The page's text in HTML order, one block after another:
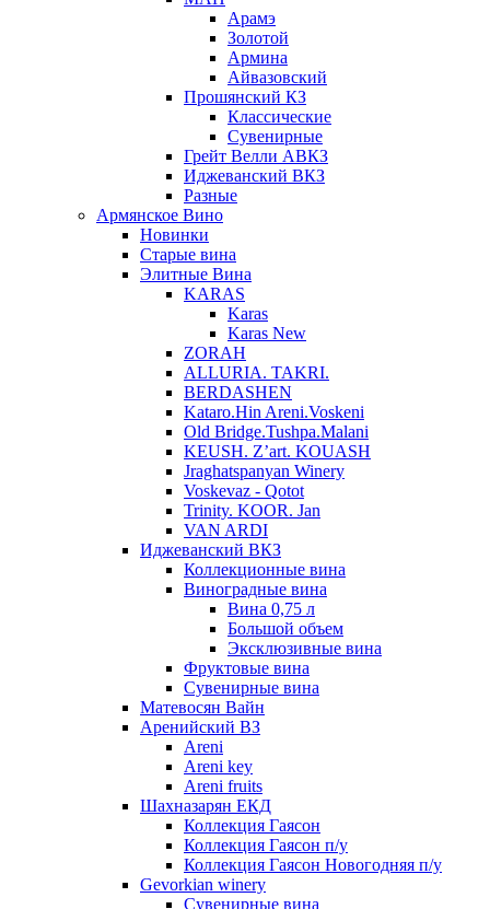
Арамэ
Золотой
Армина
Айвазовский
Прошянский КЗ
Классические
Сувенирные
Грейт Велли АВКЗ
Иджеванский ВКЗ
Разные
Армянское Вино
Новинки
Старые вина
Элитные Вина
KARAS
Karas
Karas New
ZORAH
ALLURIA. TAKRI.
BERDASHEN
Kataro.Hin Areni.Voskeni
Old Bridge.Tushpa.Malani
KEUSH. Z’art. KOUASH
Jraghatspanyan Winery
Voskevaz - Qotot
Trinity. KOOR. Jan
VAN ARDI
Иджеванский ВКЗ
Коллекционные вина
Виноградные вина
Вина 0,75 л
Большой объем
Эксклюзивные вина
Фруктовые вина
Cувенирные вина
Матевосян Вайн
Аренийский ВЗ
Areni
Areni key
Areni fruits
Шахназарян ЕКД
Коллекция Гаясон
Коллекция Гаясон п/у
Коллекция Гаясон Новогодняя п/у
Gevorkian winery
Сувенирные вина